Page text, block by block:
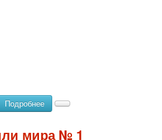
Подробнее
мира № 1